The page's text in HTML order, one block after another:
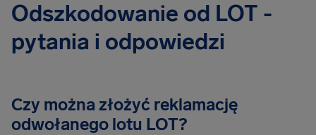
Odszkodowanie od LOT -
pytania i odpowiedzi
Czy można złożyć reklamację
odwołanego lotu LOT?